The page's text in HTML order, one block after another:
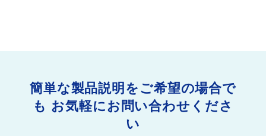
簡単な製品説明をご希望の場合で
も お気軽にお問い合わせくださ
い